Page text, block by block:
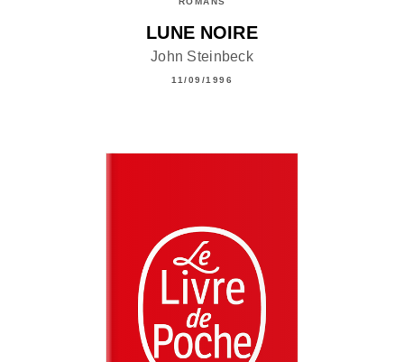
LUNE NOIRE
John Steinbeck
11/09/1996